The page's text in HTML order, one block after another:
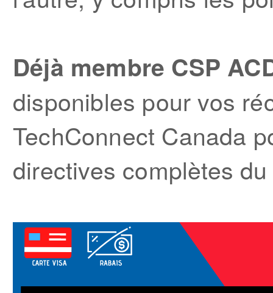
Déjà membre CSP
disponibles pour vos
TechConnect Canada
directives complètes